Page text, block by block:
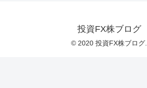
投資FX株ブログ
© 2020 投資FX株ブログ.